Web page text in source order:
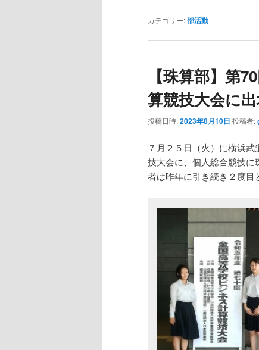
カテゴリー:部活動
【珠算部】第
算競技大会に
投稿日時:2023年8月10日 投稿者:
７月２５日（火）に横浜
技大会に、個人総合競技
者は昨年に引き続き２度目